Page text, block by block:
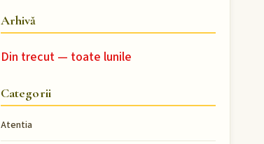
Arhivă
Din trecut — toate lunile
Categorii
Atentia